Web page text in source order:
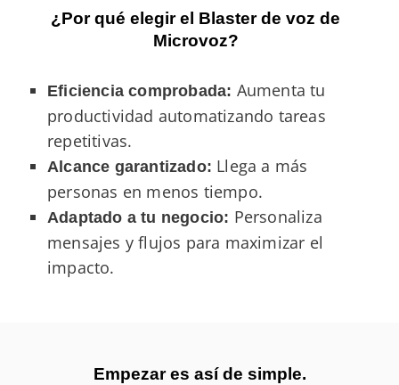
¿Por qué elegir el Blaster de voz de
Microvoz?
Eficiencia comprobada: Aumenta tu
productividad automatizando tareas
repetitivas.
Alcance garantizado: Llega a más
personas en menos tiempo.
Adaptado a tu negocio: Personaliza
mensajes y flujos para maximizar el
impacto.
Empezar es así de simple.